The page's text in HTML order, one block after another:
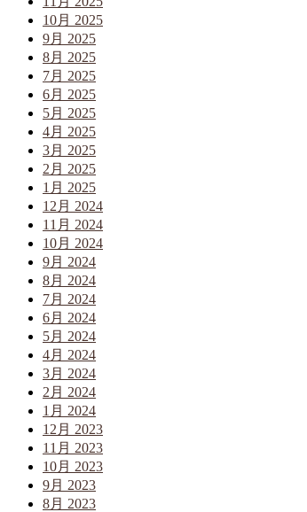
10月 2025
9月 2025
8月 2025
7月 2025
6月 2025
5月 2025
4月 2025
3月 2025
2月 2025
1月 2025
12月 2024
11月 2024
10月 2024
9月 2024
8月 2024
7月 2024
6月 2024
5月 2024
4月 2024
3月 2024
2月 2024
1月 2024
12月 2023
11月 2023
10月 2023
9月 2023
8月 2023